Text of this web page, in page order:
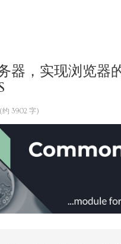
器，实现浏览器
约 3902 字)